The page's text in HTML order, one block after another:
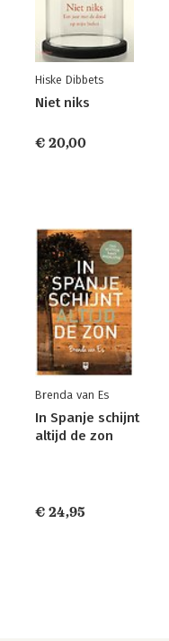
Hiske Dibbets
Niet niks
€ 20,00
Brenda van Es
In Spanje schijnt
altijd de zon
€ 24,95